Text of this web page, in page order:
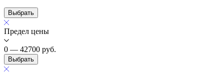
Выбрать
Предел цены
0 — 42700 руб.
Выбрать